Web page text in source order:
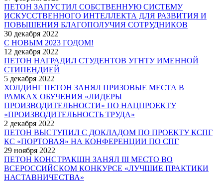
ПЕТОН ЗАПУСТИЛ СОБСТВЕННУЮ СИСТЕМУ
ИСКУССТВЕННОГО ИНТЕЛЛЕКТА ДЛЯ РАЗВИТИЯ И
ПОВЫШЕНИЯ БЛАГОПОЛУЧИЯ СОТРУДНИКОВ
30 декабря 2022
С НОВЫМ 2023 ГОДОМ!
12 декабря 2022
ПЕТОН НАГРАДИЛ СТУДЕНТОВ УГНТУ ИМЕННОЙ
СТИПЕНДИЕЙ
5 декабря 2022
ХОЛДИНГ ПЕТОН ЗАНЯЛ ПРИЗОВЫЕ МЕСТА В
РАМКАХ ОБУЧЕНИЯ «ЛИДЕРЫ
ПРОИЗВОДИТЕЛЬНОСТИ» ПО НАЦПРОЕКТУ
«ПРОИЗВОДИТЕЛЬНОСТЬ ТРУДА»
2 декабря 2022
ПЕТОН ВЫСТУПИЛ С ДОКЛАДОМ ПО ПРОЕКТУ КСПГ
КС «ПОРТОВАЯ» НА КОНФЕРЕНЦИИ ПО СПГ
29 ноября 2022
ПЕТОН КОНСТРАКШН ЗАНЯЛ III МЕСТО ВО
ВСЕРОССИЙСКОМ КОНКУРСЕ «ЛУЧШИЕ ПРАКТИКИ
НАСТАВНИЧЕСТВА»